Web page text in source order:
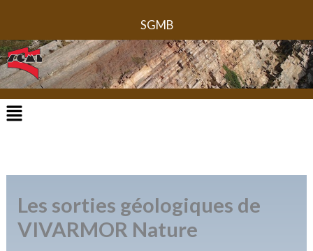
contenu
SGMB
Menu
Les sorties géologiques de
VIVARMOR Nature